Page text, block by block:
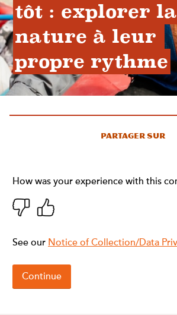
tôt : explorer la
nature à leur
propre rythme
Partager sur